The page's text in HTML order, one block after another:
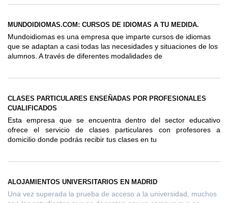
MUNDOIDIOMAS.COM: CURSOS DE IDIOMAS A TU MEDIDA.
Mundoidiomas es una empresa que imparte cursos de idiomas
que se adaptan a casi todas las necesidades y situaciones de los
alumnos. A través de diferentes modalidades de
CLASES PARTICULARES ENSEÑADAS POR PROFESIONALES
CUALIFICADOS
Esta empresa que se encuentra dentro del sector educativo
ofrece el servicio de clases particulares con profesores a
domicilio donde podrás recibir tus clases en tu
ALOJAMIENTOS UNIVERSITARIOS EN MADRID
Una vez superada la prueba de acceso a la universidad, muchos